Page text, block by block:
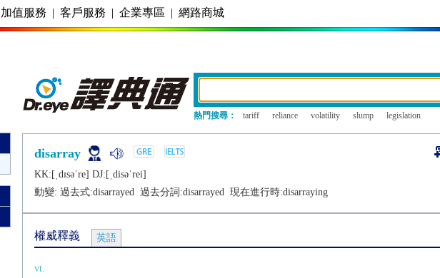
加值服務 | 客戶服務 | 企業專區 | 網路商城
熱門搜尋： tariff reliance volatility slump legislation
disarray
KK:[ˌdɪsǝˈrе] DJ:[ˌdisǝˈrеi]
動變: 過去式:disarrayed 過去分詞:disarrayed 現在進行時:disarraying
權威釋義 英語
vt.